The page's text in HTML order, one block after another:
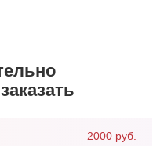
2000 руб.